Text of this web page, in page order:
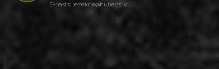
E-pasts: rezekne@huberts.lv